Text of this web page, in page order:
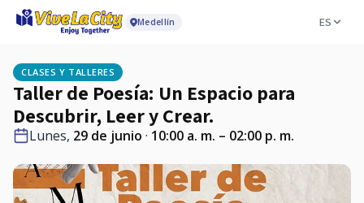
Medellín ES
CLASES Y TALLERES
Taller de Poesía: Un Espacio para
Descubrir, Leer y Crear.
Lunes, 29 de junio · 10:00 a. m. – 02:00 p. m.